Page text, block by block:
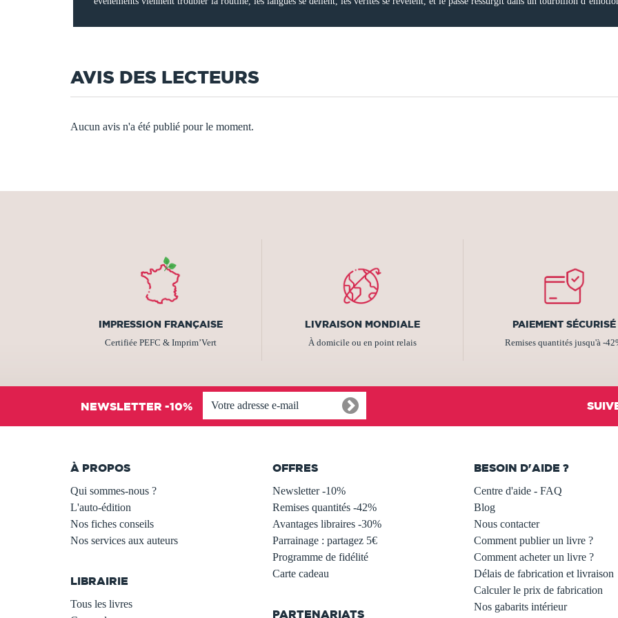
AVIS DES LECTEURS
Aucun avis n'a été publié pour le moment.
IMPRESSION FRANÇAISE
Certifiée PEFC & Imprim’Vert
LIVRAISON MONDIALE
À domicile ou en point relais
PAIEMENT SÉCURISÉ
Remises quantités jusqu'à -
NEWSLETTER -10%
À PROPOS
Qui sommes-nous ?
L'auto-édition
Nos fiches conseils
Nos services aux auteurs
LIBRAIRIE
Tous les livres
OFFRES
Newsletter -10%
Remises quantités -42%
Avantages libraires -30%
Parrainage : partagez 5€
Programme de fidélité
Carte cadeau
PARTENARIATS
BESOIN D'AIDE ?
Centre d'aide - FAQ
Blog
Nous contacter
Comment publier un livre ?
Comment acheter un livre ?
Délais de fabrication et livraison
Calculer le prix de fabrication
Nos gabarits intérieur